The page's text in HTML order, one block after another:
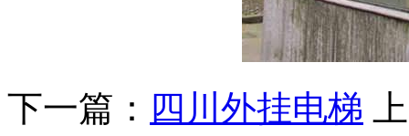
下一篇： 四川外挂电梯